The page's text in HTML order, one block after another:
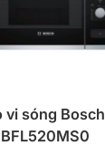
vi sóng Bosch
BFL520MS0